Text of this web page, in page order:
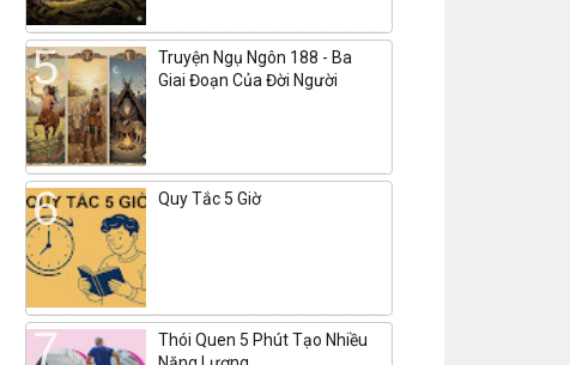
Truyện Ngụ Ngôn 188 - Ba
Giai Đoạn Của Đời Người
Quy Tắc 5 Giờ
Thói Quen 5 Phút Tạo Nhiều